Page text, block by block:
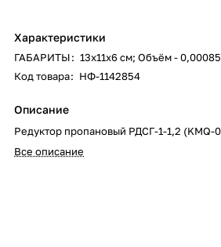
Характеристики
ГАБАРИТЫ: 13х11х6 см; Объём -
Код товара: НФ-1142854
Описание
Редуктор пропановый РДСГ-1-1,2
Все описание